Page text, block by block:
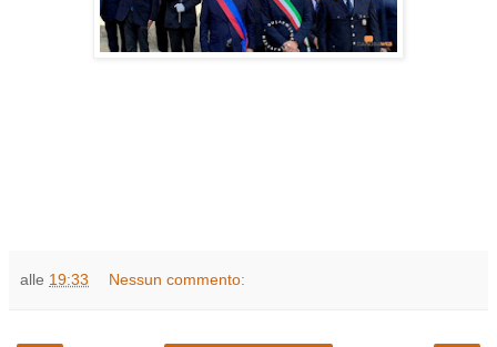
alle 19:33 Nessun commento: